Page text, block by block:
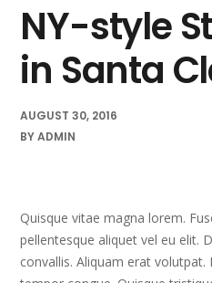
NY-style
in Santa
AUGUST 30, 2016
BYADMIN
Quisque vitae magna lorem.
pellentesque aliquet vel eu elit.
convallis. Aliquam erat